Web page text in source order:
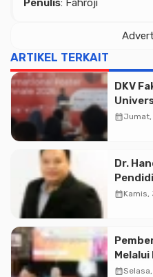
Penulis: Fahroji
ARTIKEL TERKAIT
DKV
calendar_monthJumat,
Dr.
dan
calendar_monthKamis,
PKK
calendar_month